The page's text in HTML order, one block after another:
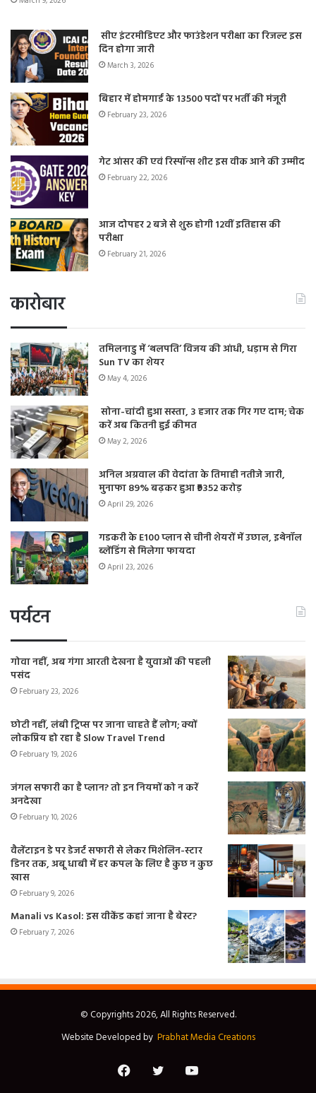
सीए इंटरमीडिएट और फाउंडेशन परीक्षा का रिजल्ट इस
दिन होगा जारी
March 3, 2026
बिहार में होमगार्ड के 13500 पदों पर भर्ती की मंजूरी
February 23, 2026
गेट आंसर की एवं रिस्पॉन्स शीट इस वीक आने की उम्मीद
February 22, 2026
आज दोपहर 2 बजे से शुरू होगी 12वीं इतिहास की
परीक्षा
February 21, 2026
कारोबार
तमिलनाडु में ‘थलपति’ विजय की आंधी, धड़ाम से गिरा
Sun TV का शेयर
May 4, 2026
सोना-चांदी हुआ सस्ता, 3 हजार तक गिर गए दाम; चेक
करें अब कितनी हुई कीमत
May 2, 2026
अनिल अग्रवाल की वेदांता के तिमाही नतीजे जारी,
मुनाफा 89% बढ़कर हुआ ₹9352 करोड़
April 29, 2026
गडकरी के E100 प्लान से चीनी शेयरों में उछाल, इथेनॉल
ब्लेंडिंग से मिलेगा फायदा
April 23, 2026
पर्यटन
गोवा नहीं, अब गंगा आरती देखना है युवाओं की पहली
पसंद
February 23, 2026
छोटी नहीं, लंबी ट्रिप्स पर जाना चाहते हैं लोग; क्यों
लोकप्रिय हो रहा है Slow Travel Trend
February 19, 2026
जंगल सफारी का है प्लान? तो इन नियमों को न करें
अनदेखा
February 10, 2026
वैलेंटाइन डे पर डेजर्ट सफारी से लेकर मिशेलिन-स्टार
डिनर तक, अबू धाबी में हर कपल के लिए है कुछ न कुछ
खास
February 9, 2026
Manali vs Kasol: इस वीकेंड कहां जाना है बेस्ट?
February 7, 2026
© Copyrights 2026, All Rights Reserved.
Website Developed by Prabhat Media Creations
FacebookTwitterYouTube